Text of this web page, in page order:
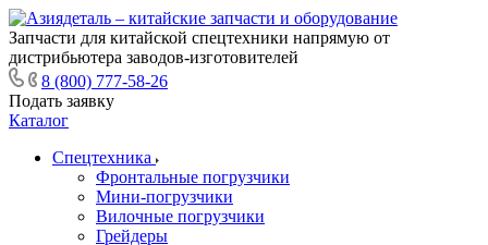
Запчасти для китайской спецтехники напрямую от
дистрибьютера заводов-изготовителей
8 (800) 777-58-26
Подать заявку
Каталог
Спецтехника
Фронтальные погрузчики
Мини-погрузчики
Вилочные погрузчики
Грейдеры